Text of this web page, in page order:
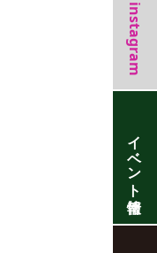
instagram
イベント情報